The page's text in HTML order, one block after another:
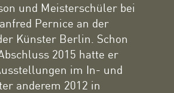
und Meisterschüler bei
Pernice an der
Künster Berlin. Schon
2015 hatte er
im In- und
anderem 2012 in